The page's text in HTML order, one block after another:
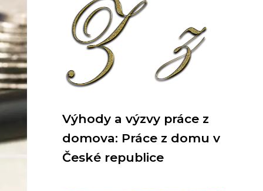
Výhody a výzvy práce z
domova: Práce z domu v
České republice